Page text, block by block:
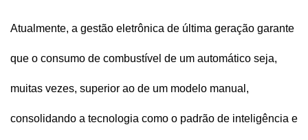
Atualmente, a gestão eletrônica de última geração garante
que o consumo de combustível de um automático seja,
muitas vezes, superior ao de um modelo manual,
consolidando a tecnologia como o padrão de inteligência e